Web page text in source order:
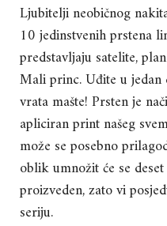
Ljubitelji neobičnog
10 jedinstvenih prstena
predstavljaju satelite,
Mali princ. Uđite u
vrata mašte! Prsten je
apliciran print našeg
može se posebno
oblik umnožit će se
proizveden, zato vi
seriju.